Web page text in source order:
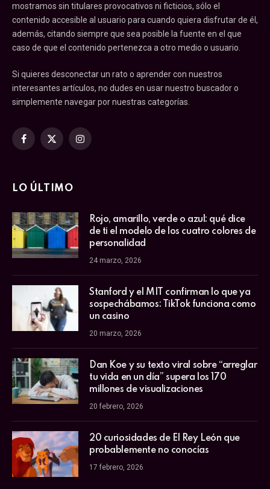
mostramos sin titulares provocativos ni ficticios, sólo el
contenido accesible al usuario para cuando quiera disfrutar de él,
además, citando siempre que sea posible la fuente en el que
caso de que el contenido pertenezca a otro medio o usuario.
Si quieres desconectar un rato o aprender con nuestros
interesantes artículos, no dudes en usar nuestro buscador o
simplemente navegar por nuestras categorías.
Facebook
X
Instagram
LO ÚLTIMO
Rojo, amarillo, verde o azul: qué dice
de ti el modelo de los cuatro colores de
personalidad
24 marzo, 2026
Stanford y el MIT confirman lo que ya
sospechábamos: TikTok funciona como
un casino
20 marzo, 2026
Dan Koe y su texto viral sobre “arreglar
tu vida en un día” supera los 170
millones de visualizaciones
20 febrero, 2026
20 curiosidades de El Rey León que
probablemente no conocías
17 febrero, 2026